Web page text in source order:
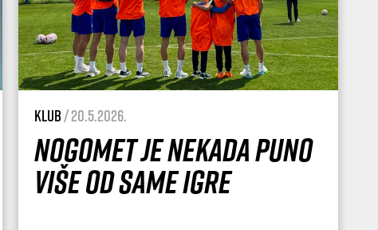
Klub/ 20.5.2026.
Nogomet je nekada puno
više od same igre